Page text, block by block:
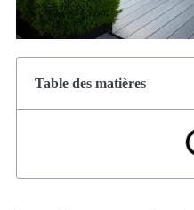
Table des matières